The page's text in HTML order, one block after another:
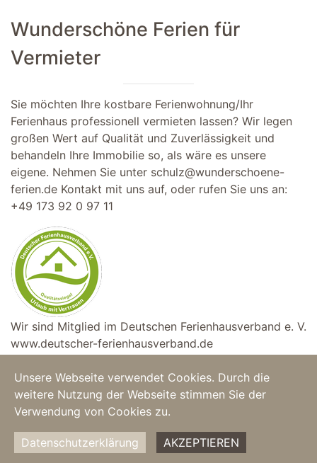
Unsere Webseite verwendet Cookies. Durch die
weitere Nutzung der Webseite stimmen Sie der
Verwendung von Cookies zu.
Datenschutzerklärung AKZEPTIEREN
Wunderschöne Ferien für
Vermieter
Sie möchten Ihre kostbare Ferienwohnung/Ihr
Ferienhaus professionell vermieten lassen? Wir legen
großen Wert auf Qualität und Zuverlässigkeit und
behandeln Ihre Immobilie so, als wäre es unsere
eigene. Nehmen Sie unter schulz@wunderschoene-
ferien.de Kontakt mit uns auf, oder rufen Sie uns an:
+49 173 92 0 97 11
Wir sind Mitglied im Deutschen Ferienhausverband e. V.
www.deutscher-ferienhausverband.de
Home|Feriendomizile|
Impressum|Datenschutz